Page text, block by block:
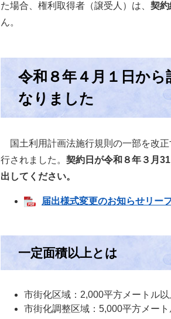
た場合、権利取得者（譲受人）は、 契
ん。
令和８年４月１日か
なりました
国土利用計画法施行規則の一部を改
行されました。 契約日が令和８年３月
出してください。
届出様式変更のお知らせリー
一定面積以上とは
市街化区域：2,000平方メートル以
市街化調整区域：5,000平方メート